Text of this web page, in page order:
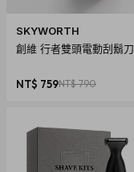
SKYWORTH
創維 行者雙頭電動刮鬍刀
NT$ 759NT$ 790